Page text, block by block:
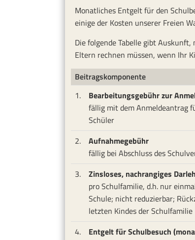
Monatliches Entgelt für den
einige der Kosten unserer Freien
Die folgende Tabelle gibt
Eltern rechnen müssen, wenn Ihr
Beitragskomponente
1.
Bearbeitungsgebühr zur
fällig mit dem Anmeldeantrag
Schüler
2.
Aufnahmegebühr
fällig bei Abschluss des
3.
Zinsloses, nachrangiges
pro Schulfamilie, d.h. nur
Schule; nicht reduzierbar;
letzten Kindes der Schulfamilie
4.
Entgelt für Schulbesuch